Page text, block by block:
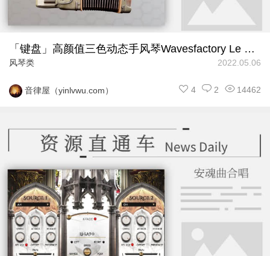
「键盘」高颜值三色动态手风琴Wavesfactory Le Parisien
风琴类 2022.05.06
音律屋（yinlvwu.com） 14462
2
4